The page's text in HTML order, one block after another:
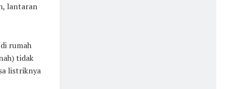
lantaran
rumah
tidak
listriknya